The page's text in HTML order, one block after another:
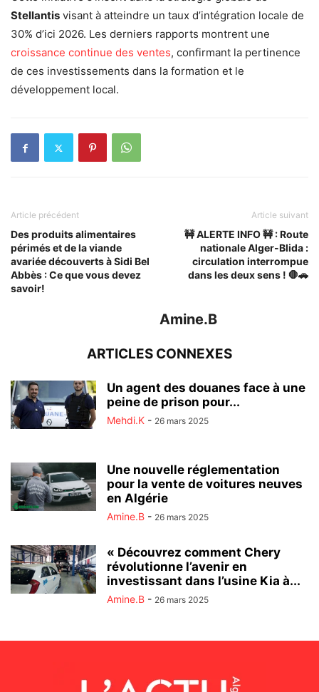
Stellantis visant à atteindre un taux d’intégration locale de
30% d’ici 2026. Les derniers rapports montrent une
croissance continue des ventes, confirmant la pertinence
de ces investissements dans la formation et le
développement local.
Article précédent
Des produits alimentaires
périmés et de la viande
avariée découverts à Sidi Bel
Abbès : Ce que vous devez
savoir!
Article suivant
🚧 ALERTE INFO 🚧 : Route
nationale Alger-Blida :
circulation interrompue
dans les deux sens ! 🛑🚗
Amine.B
ARTICLES CONNEXES
Un agent des douanes face à une
peine de prison pour...
Mehdi.K - 26 mars 2025
Une nouvelle réglementation
pour la vente de voitures neuves
en Algérie
Amine.B - 26 mars 2025
« Découvrez comment Chery
révolutionne l’avenir en
investissant dans l’usine Kia à...
Amine.B - 26 mars 2025